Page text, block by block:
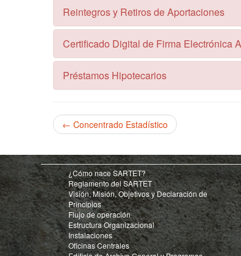
Reintegros y Retiros de Aportaciones
Certificado Digital de Firma Electrónica
Préstamos Hipotecarios
← Concentrado Estadístico
¿Cómo nace SARTET?
Reglamento del SARTET
Visión, Misión, Objetivos y Declaración de
Principios
Flujo de operación
Estructura Organizacional
Instalaciones
Oficinas Centrales